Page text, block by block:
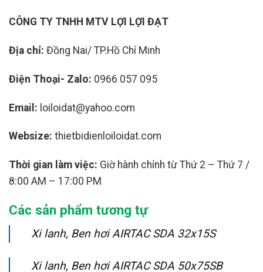
CÔNG TY TNHH MTV LỢI LỢI ĐẠT
Địa chỉ: Đồng Nai/ TP.Hồ Chí Minh
Điện Thoại- Zalo: 0966 057 095
Email: loiloidat@yahoo.com
Websize: thietbidienloiloidat.com
Thời gian làm việc: Giờ hành chính từ Thứ 2 – Thứ 7 /
8:00 AM – 17:00 PM
Các sản phẩm tương tự
Xi lanh, Ben hơi AIRTAC SDA 32x15S
Xi lanh, Ben hơi AIRTAC SDA 50x75SB